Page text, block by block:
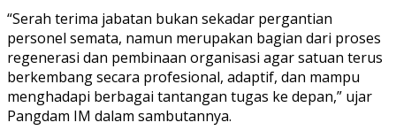
“Serah terima jabatan bukan sekadar pergantian
personel semata, namun merupakan bagian dari proses
regenerasi dan pembinaan organisasi agar satuan terus
berkembang secara profesional, adaptif, dan mampu
menghadapi berbagai tantangan tugas ke depan,” ujar
Pangdam IM dalam sambutannya.